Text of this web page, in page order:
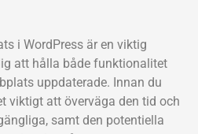
i WordPress är en viktig
att hålla både funktionalitet
uppdaterade. Innan du
viktigt att överväga den tid och
samt den potentiella